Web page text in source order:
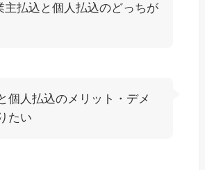
主払込と個人払込のどっちが
個人払込のメリット・デメ
たい